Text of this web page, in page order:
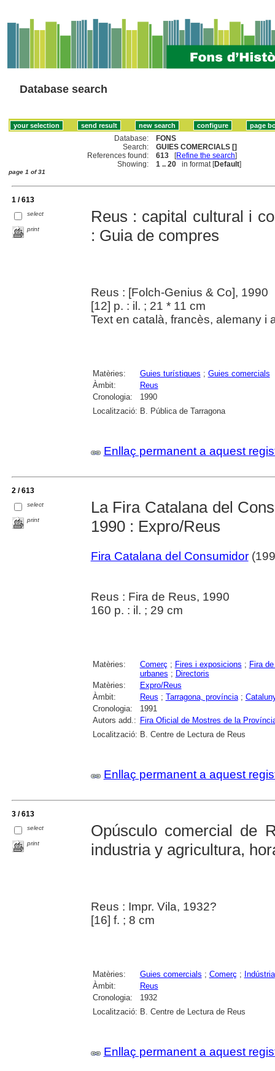
Database search
Database:
FONS
Search:
GUIES COMERCIALS []
References found:
613 [Refine the search]
Showing:
1 .. 20 in format [Default]
page 1 of 31
1 / 613
select
print
Reus : capital cultural i
: Guia de compres
Reus : [Folch-Genius & Co], 1990
[12] p. : il. ; 21 * 11 cm
Text en català, francès, alemany i
Matèries: Guies turístiques ; Guies comercials
Àmbit:
Reus
Cronologia:
1990
Localització: B. Pública de Tarragona
Enllaç permanent a aquest
2 / 613
select
print
La Fira Catalana del
1990 : Expro/Reus
Fira Catalana del Consumidor
Reus : Fira de Reus, 1990
160 p. : il. ; 29 cm
Matèries: Comerç ; Fires i exposicions ; Fira
urbanes ; Directoris
Matèries:
Expro/Reus
Àmbit:
Reus ; Tarragona, província;
Cronologia:
1991
Autors add.: Fira Oficial de Mostres de la
Localització: B. Centre de Lectura de Reus
Enllaç permanent a aquest
3 / 613
select
print
Opúsculo comercial de
industria y agricultura,
Reus : Impr. Vila, 1932?
[16] f. ; 8 cm
Matèries: Guies comercials ; Comerç ; Indústria
Àmbit:
Reus
Cronologia:
1932
Localització: B. Centre de Lectura de Reus
Enllaç permanent a aquest